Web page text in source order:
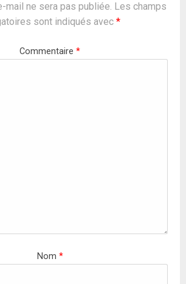
mail ne sera pas publiée. Les champs
sont indiqués avec *
Commentaire *
Nom *